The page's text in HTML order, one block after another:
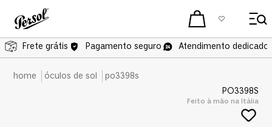
Frete grátis Pagamento seguro Atendimento dedicado
óculos de sol
po3398s
PO3398S
Feito à mão na Itália